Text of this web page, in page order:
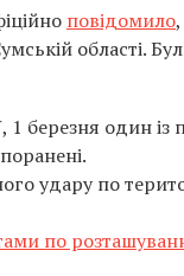
повідомило
області.
березня один із
удару по
по